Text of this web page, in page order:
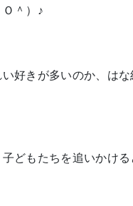
＾）♪
好きが多いのか、は
どもたちを追いかける